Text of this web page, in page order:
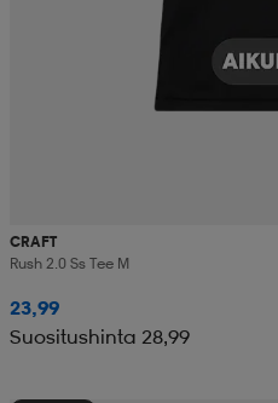
CRAFT
Rush 2.0 Ss Tee M
23,99
Suositushinta 28,99